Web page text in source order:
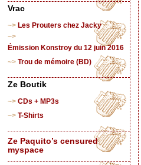
Vrac
Les Prouters chez Jacky
Émission Konstroy du 12 juin 2016
Trou de mémoire (BD)
Ze Boutik
CDs + MP3s
T-Shirts
Ze Paquito’s censured
myspace